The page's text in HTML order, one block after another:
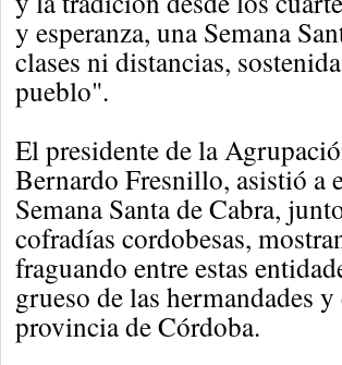
y esperanza, una Semana
clases ni distancias,
pueblo".
El presidente de la
Bernardo Fresnillo, asistió a
Semana Santa de Cabra,
cofradías cordobesas,
fraguando entre estas
grueso de las hermandades
provincia de Córdoba.